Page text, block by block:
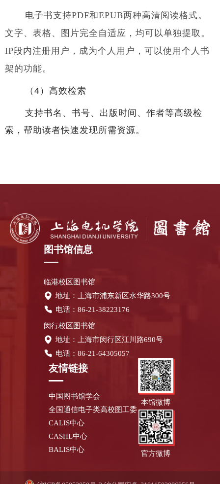
电子书支持PDF和EPUB两种高清阅读格式。
文字、表格、图片完全自适应，均可以单独提取。
IP段内注册用户，成为个人用户，可以使用个人书
架的功能。
（ 4 ） 高效检索
支持书名、书号、出版时间、作者等高级检
索，帮助读者快速发现所需资源。
图书馆信息
临港校区图书馆
地址：上海市浦东新区水华路300号
电话：86-21-38223176
闵行校区图书馆
地址：上海市闵行区江川路690号
电话：86-21-64305057
友情链接
中国图书馆学会
全国通信电子类高校图工委
CALIS中心
CASHL中心
BALIS中心
本馆微博
官方微博